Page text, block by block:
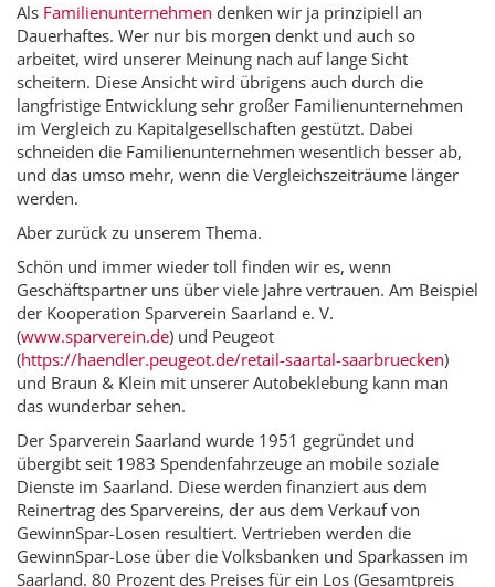
Als Familienunternehmen denken wir ja prinzipiell an
Dauerhaftes. Wer nur bis morgen denkt und auch so
arbeitet, wird unserer Meinung nach auf lange Sicht
scheitern. Diese Ansicht wird übrigens auch durch die
langfristige Entwicklung sehr großer Familienunternehmen
im Vergleich zu Kapitalgesellschaften gestützt. Dabei
schneiden die Familienunternehmen wesentlich besser ab,
und das umso mehr, wenn die Vergleichszeiträume länger
werden.
Aber zurück zu unserem Thema.
Schön und immer wieder toll finden wir es, wenn
Geschäftspartner uns über viele Jahre vertrauen. Am Beispiel
der Kooperation Sparverein Saarland e. V.
(www.sparverein.de) und Peugeot
(https://haendler.peugeot.de/retail-saartal-saarbruecken)
und Braun & Klein mit unserer Autobeklebung kann man
das wunderbar sehen.
Der Sparverein Saarland wurde 1951 gegründet und
übergibt seit 1983 Spendenfahrzeuge an mobile soziale
Dienste im Saarland. Diese werden finanziert aus dem
Reinertrag des Sparvereins, der aus dem Verkauf von
GewinnSpar-Losen resultiert. Vertrieben werden die
GewinnSpar-Lose über die Volksbanken und Sparkassen im
Saarland. 80 Prozent des Preises für ein Los (Gesamtpreis